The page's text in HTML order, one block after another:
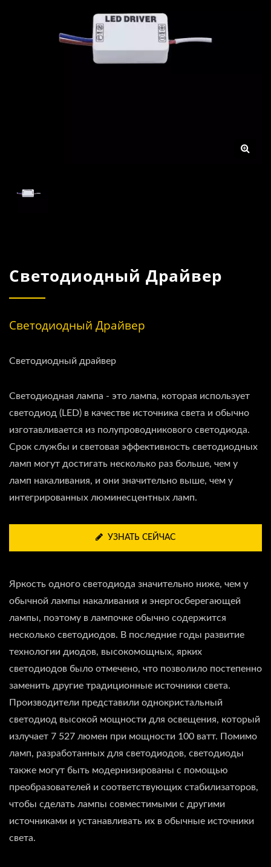
Светодиодный Драйвер
Светодиодный Драйвер
Светодиодный драйвер
Светодиодная лампа - это лампа, которая использует
светодиод (LED) в качестве источника света и обычно
изготавливается из полупроводникового светодиода.
Срок службы и световая эффективность светодиодных
ламп могут достигать несколько раз больше, чем у
ламп накаливания, и они значительно выше, чем у
интегрированных люминесцентных ламп.
УЗНАТЬ СЕЙЧАС
Яркость одного светодиода значительно ниже, чем у
обычной лампы накаливания и энергосберегающей
лампы, поэтому в лампочке обычно содержится
несколько светодиодов. В последние годы развитие
технологии диодов, высокомощных, ярких
светодиодов было отмечено, что позволило постепенно
заменить другие традиционные источники света.
Производители представили однокристальный
светодиод высокой мощности для освещения, который
излучает 7 527 люмен при мощности 100 ватт. Помимо
ламп, разработанных для светодиодов, светодиоды
также могут быть модернизированы с помощью
преобразователей и соответствующих стабилизаторов,
чтобы сделать лампы совместимыми с другими
источниками и устанавливать их в обычные источники
света.